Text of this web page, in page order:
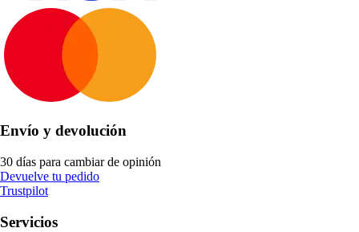
Envío y devolución
30 días para cambiar de opinión
Devuelve tu pedido
Trustpilot
Servicios